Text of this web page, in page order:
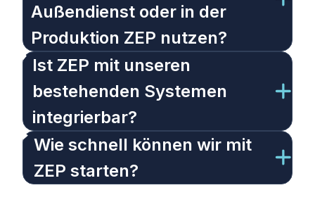
Außendienst oder in der
Produktion ZEP nutzen?
Ist ZEP mit unseren
bestehenden Systemen
integrierbar?
Wie schnell können wir mit
ZEP starten?